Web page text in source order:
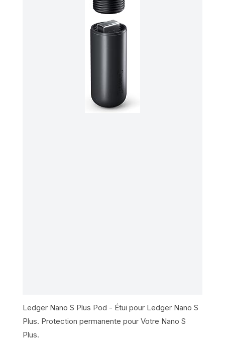
Ledger Nano S Plus Pod - Étui pour Ledger Nano S
Plus. Protection permanente pour Votre Nano S
Plus.